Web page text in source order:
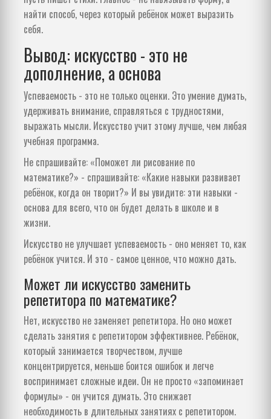
найти способ, через который ребёнок может выразить
себя.
Вывод: искусство - это не
дополнение, а основа
Успеваемость - это не только оценки. Это умение думать,
удерживать внимание, справляться с трудностями,
выражать мысли. Искусство учит этому лучше, чем любая
учебная программа.
Не спрашивайте: «Поможет ли рисование по
математике?» - спрашивайте: «Какие навыки развивает
ребёнок, когда он творит?» И вы увидите: эти навыки -
основа для всего, что он будет делать в школе и в
жизни.
Искусство не улучшает успеваемость - оно меняет то, как
ребёнок учится. И это - самое ценное, что можно дать.
Может ли искусство заменить
репетитора по математике?
Нет, искусство не заменяет репетитора. Но оно может
сделать занятия с репетитором эффективнее. Ребёнок,
который занимается творчеством, лучше
концентрируется, меньше боится ошибок и легче
воспринимает сложные идеи. Он не просто «запоминает
формулы» - он учится думать. Это снижает
необходимость в длительных занятиях с репетитором.